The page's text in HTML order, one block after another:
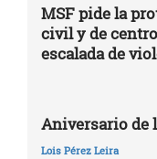
MSF pide la
civil y de
escalada de
Aniversario de
Lois Pérez Leira